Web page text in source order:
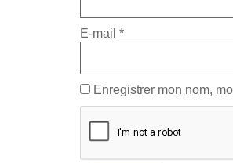
E-mail *
Enregistrer mon nom,